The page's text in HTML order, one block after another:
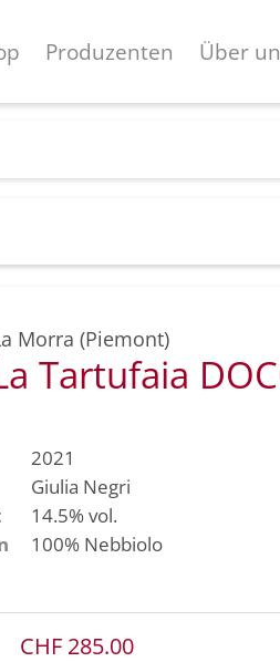
Produzenten Über
Morra (Piemont)
Tartufaia
2021
Giulia Negri
14.5% vol.
100% Nebbiolo
CHF 285.00